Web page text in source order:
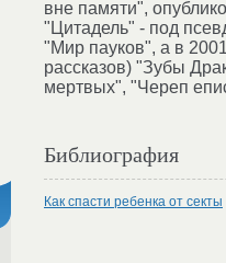
вне памяти",
"Цитадель" - под
"Мир пауков", а в
рассказов) "Зубы
мертвых", "Череп
Библиография
Как спасти ребенка от секты